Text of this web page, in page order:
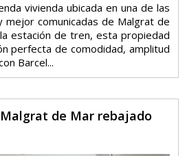
vivienda ubicada en una de las
mejor comunicadas de Malgrat de
estación de tren, esta propiedad
perfecta de comodidad, amplitud
Barcel...
de Mar rebajado